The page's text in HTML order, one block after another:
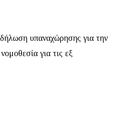
υπαναχώρησης για την
για τις εξ